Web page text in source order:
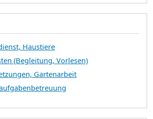
Haustiere
(Begleitung, Vorlesen)
Gartenarbeit